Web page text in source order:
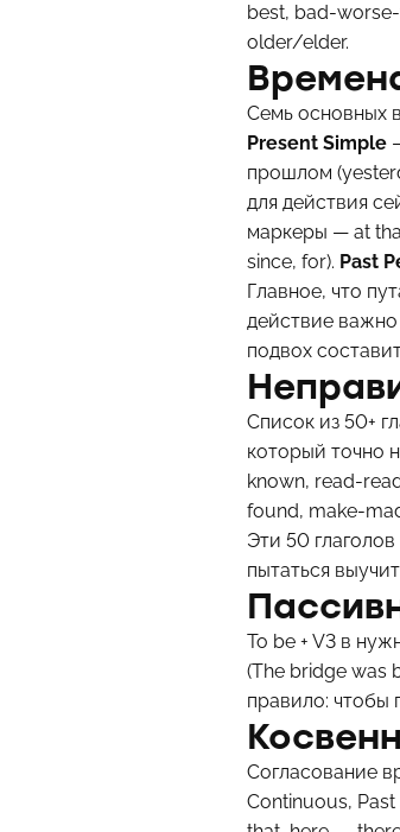
best, bad-
older/elder.
Семь основных
Present Simple
прошлом
для действия
маркеры — at
since, for). Past
Главное, что
действие
подвох
Список из 50+
который точно
known, read-
found, make-
Эти 50
пытаться
To be + V3 в
(The bridge was
правило: чтобы
Согласование
Continuous,